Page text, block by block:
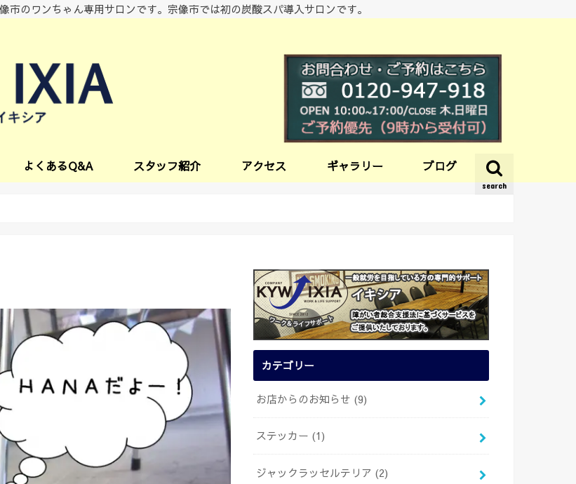
市のワンちゃん専用サロンです。宗像市では初の炭酸スパ導入サロンです。
search
よくあるQ&A スタッフ紹介 アクセス ギャラリー ブログ
カテゴリー
お店からのお知らせ (9)
ステッカー (1)
ジャックラッセルテリア (2)